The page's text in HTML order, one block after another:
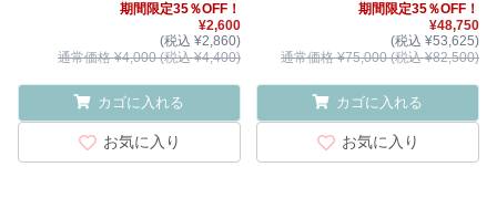
期間限定35％OFF！
¥2,600
(税込 ¥2,860)
通常価格 ¥4,000 (税込 ¥4,400)
カゴに入れる
お気に入り
期間限定35％OFF！
¥48,750
(税込 ¥53,625)
通常価格 ¥75,000 (税込 ¥82,500)
カゴに入れる
お気に入り